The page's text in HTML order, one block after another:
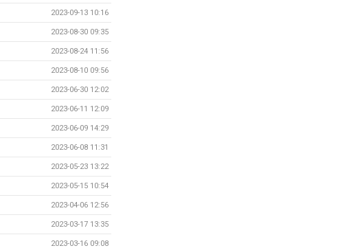
2023-09-13 10:16
2023-08-30 09:35
2023-08-24 11:56
2023-08-10 09:56
2023-06-30 12:02
2023-06-11 12:09
2023-06-09 14:29
2023-06-08 11:31
2023-05-23 13:22
2023-05-15 10:54
2023-04-06 12:56
2023-03-17 13:35
2023-03-16 09:08